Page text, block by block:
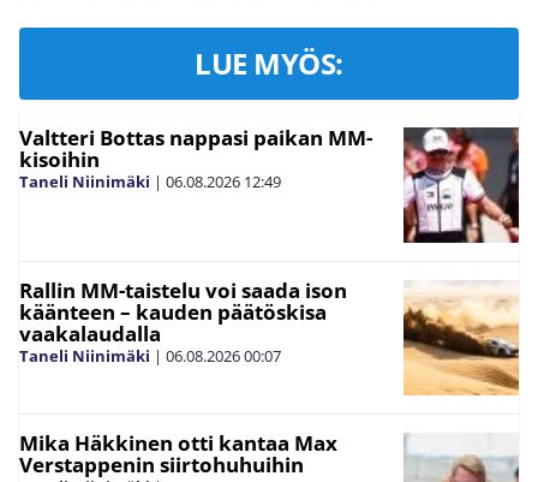
LUE MYÖS:
Valtteri Bottas nappasi paikan MM-
kisoihin
Taneli Niinimäki | 06.08.2026 12:49
Rallin MM-taistelu voi saada ison
käänteen – kauden päätöskisa
vaakalaudalla
Taneli Niinimäki | 06.08.202600:07
Mika Häkkinen otti kantaa Max
Verstappenin siirtohuhuihin